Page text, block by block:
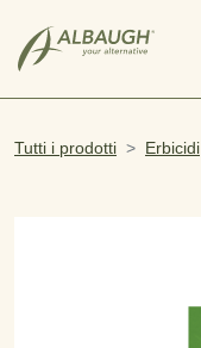
Tutti i prodotti Erbicidi